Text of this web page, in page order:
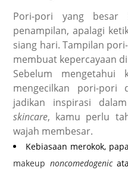
Pori-pori yang besar
penampilan, apalagi
siang hari. Tampilan
membuat kepercayaan
Sebelum mengetahui
mengecilkan pori-
jadikan inspirasi
skincare, kamu perlu
wajah membesar.
Kebiasaan merokok,
makeup noncomedogenic